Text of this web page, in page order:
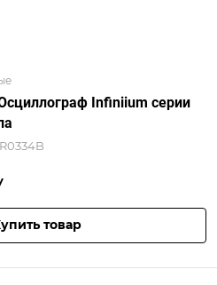
Infiniium серии
товар